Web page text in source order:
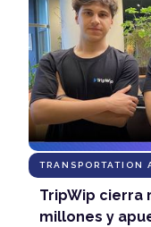
TRANSPORTATION
TripWip cierra
millones y